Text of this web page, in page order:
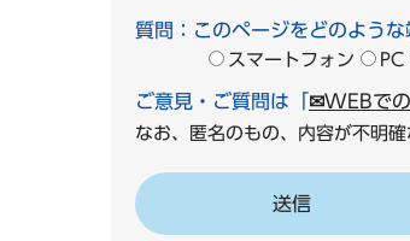
質問：このページをどのような
スマートフォン PC
ご意見・ご質問は「 ✉WEBで
なお、匿名のもの、内容が不明